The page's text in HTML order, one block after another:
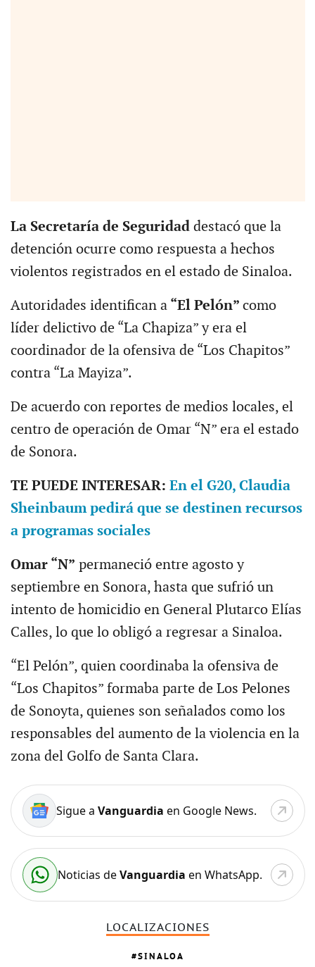
La Secretaría de Seguridad destacó que la
detención ocurre como respuesta a hechos
violentos registrados en el estado de Sinaloa.
Autoridades identifican a“El Pelón” como
líder delictivo de “La Chapiza” y era el
coordinador de la ofensiva de “Los Chapitos”
contra “La Mayiza”.
De acuerdo con reportes de medios locales, el
centro de operación de Omar “N” era el estado
de Sonora.
TE PUEDE INTERESAR: En el G20, Claudia
Sheinbaum pedirá que se destinen recursos
a programas sociales
Omar “N” permaneció entre agosto y
septiembre en Sonora, hasta que sufrió un
intento de homicidio en General Plutarco Elías
Calles, lo que lo obligó a regresar a Sinaloa.
“El Pelón”, quien coordinaba la ofensiva de
“Los Chapitos” formaba parte de Los Pelones
de Sonoyta, quienes son señalados como los
responsables del aumento de la violencia en la
zona del Golfo de Santa Clara.
Sigue a Vanguardia en Google News.
Noticias deVanguardia en WhatsApp.
LOCALIZACIONES
SINALOA